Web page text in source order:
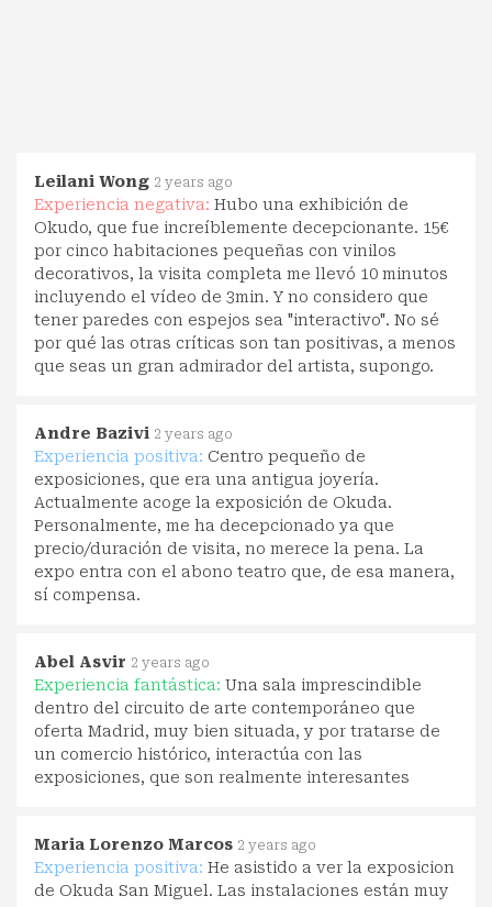
Leilani Wong 2 years ago
Experiencia negativa: Hubo una exhibición de
Okudo, que fue increíblemente decepcionante. 15€
por cinco habitaciones pequeñas con vinilos
decorativos, la visita completa me llevó 10 minutos
incluyendo el vídeo de 3min. Y no considero que
tener paredes con espejos sea "interactivo". No sé
por qué las otras críticas son tan positivas, a menos
que seas un gran admirador del artista, supongo.
Andre Bazivi 2 years ago
Experiencia positiva: Centro pequeño de
exposiciones, que era una antigua joyería.
Actualmente acoge la exposición de Okuda.
Personalmente, me ha decepcionado ya que
precio/duración de visita, no merece la pena. La
expo entra con el abono teatro que, de esa manera,
sí compensa.
Abel Asvir 2 years ago
Experiencia fantástica: Una sala imprescindible
dentro del circuito de arte contemporáneo que
oferta Madrid, muy bien situada, y por tratarse de
un comercio histórico, interactúa con las
exposiciones, que son realmente interesantes
Maria Lorenzo Marcos 2 years ago
Experiencia positiva: He asistido a ver la exposicion
de Okuda San Miguel. Las instalaciones están muy